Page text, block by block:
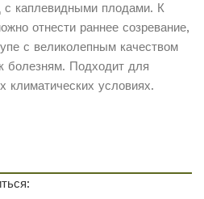
с каплевидными плодами. К
отнести раннее созревание,
с великолепным качеством
болезням. Подходит для
климатических условиях.